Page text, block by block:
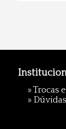
»Trocas
»